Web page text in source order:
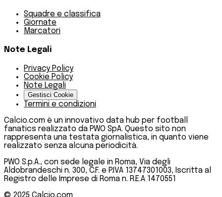
Squadre e classifica
Giornate
Marcatori
Note Legali
Privacy Policy
Cookie Policy
Note Legali
Gestisci Cookie
Termini e condizioni
Calcio.com è un innovativo data hub per football
fanatics realizzato da PWO SpA. Questo sito non
rappresenta una testata giornalistica, in quanto viene
realizzato senza alcuna periodicità.
PWO S.p.A., con sede legale in Roma, Via degli
Aldobrandeschi n. 300, C.F. e P.IVA 13747301003, Iscritta al
Registro delle Imprese di Roma n. R.E.A 1470551